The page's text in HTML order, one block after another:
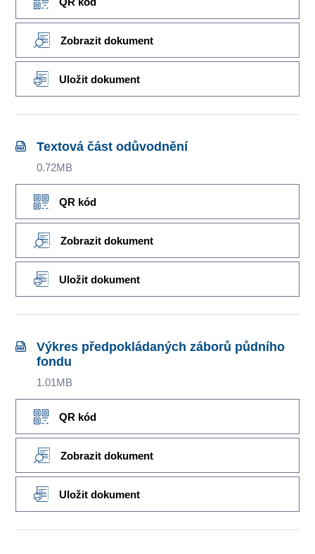
Zobrazit dokument
Uložit dokument
Textová část odůvodnění
0.72MB
QR kód
Zobrazit dokument
Uložit dokument
Výkres předpokládaných záborů půdního
fondu
1.01MB
QR kód
Zobrazit dokument
Uložit dokument